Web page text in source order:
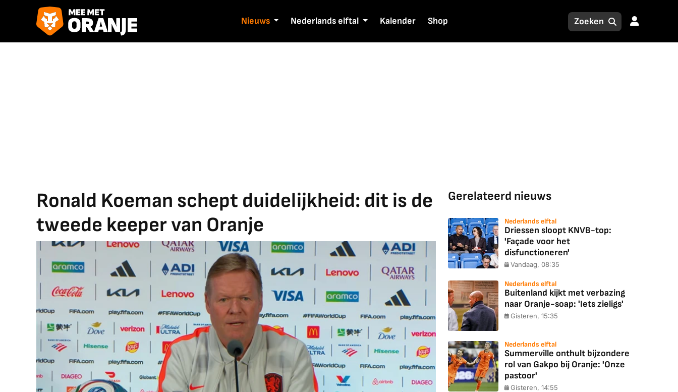
Nieuws Nederlands elftal Kalender Shop
Ronald Koeman schept duidelijkheid: dit is de
tweede keeper van Oranje
Gerelateerd nieuws
Nederlands elftal
Driessen sloopt KNVB-top:
'Façade voor het
disfunctioneren'
Vandaag, 08:35
Nederlands elftal
Buitenland kijkt met verbazing
naar Oranje-soap: 'Iets zieligs'
Gisteren, 15:35
Nederlands elftal
Summerville onthult bijzondere
rol van Gakpo bij Oranje: 'Onze
pastoor'
Gisteren, 14:55